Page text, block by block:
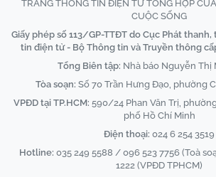
TRANG THÔNG TIN ĐIỆN TỬ TỔNG HỢP
CUỘC SỐNG
Giấy phép số 113/GP-TTĐT do Cục Phát
tin điện tử - Bộ Thông tin và Truyền thông
Tổng Biên tập: Nhà báo Nguyễn Thị
Tòa soạn: Số 70 Trần Hưng Đạo, phường
VPĐD tại TP.HCM: 590/24 Phan Văn Trị,
phố Hồ Chí Minh
Điện thoại: 024 6 254 3519
Hotline: 035 249 5588 / 096 523 7756 (Toà
1222 (VPĐD TPHCM)